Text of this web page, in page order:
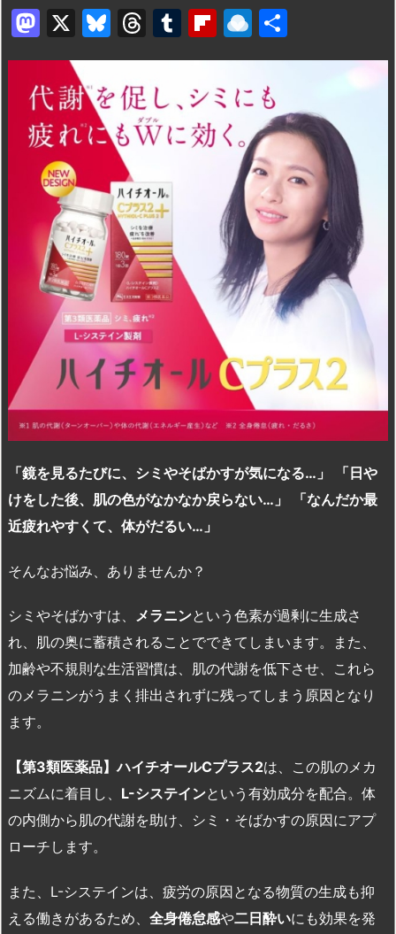
M
a
st
o
d
o
n
X
Bl
u
e
s
k
y
T
hr
e
a
d
T
u
m
bl
r
Fl
ip
b
o
ar
R
ai
n
dr
o
p.
io
有
「鏡を見るたびに、シミやそばかすが気になる… 」
「日や
けをした後、肌の色がなかなか戻らない… 」
「なんだか最
近疲れやすくて、体がだるい… 」
そんなお悩み、ありませんか？
シミやそばかすは、 メラニンという色素が過剰に生成さ
れ、肌の奥に蓄積されることでできてしまいます。また、
加齢や不規則な生活習慣は、肌の代謝を低下させ、これら
のメラニンがうまく排出されずに残ってしまう原因となり
ます。
【第3類医薬品】ハイチオールCプラス2は、この肌のメカ
ニズムに着目し、 L-システインという有効成分を配合。体
の内側から肌の代謝を助け、シミ・そばかすの原因にアプ
ローチします。
また、L-システインは、疲労の原因となる物質の生成も抑
える働きがあるため、 全身倦怠感や二日酔いにも効果を発